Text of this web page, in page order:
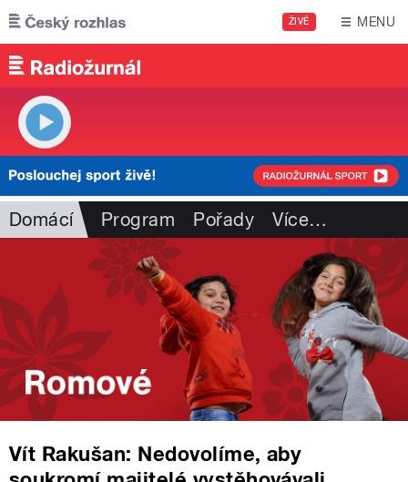
Přejít k hlavnímu obsahu
ŽIVĚ MENU
Domácí Program Pořady Více…
Vít Rakušan: Nedovolíme, aby